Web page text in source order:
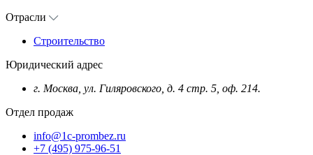
Отрасли
Строительство
Юридический адрес
г. Москва, ул. Гиляровского, д. 4 стр. 5, оф. 214.
Отдел продаж
info@1c-prombez.ru
+7 (495) 975-96-51